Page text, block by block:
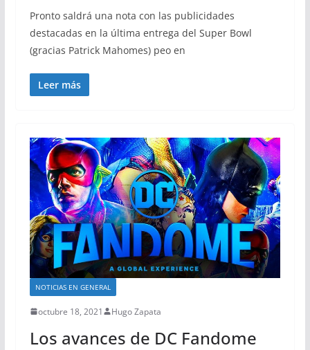
Pronto saldrá una nota con las publicidades
destacadas en la última entrega del Super Bowl
(gracias Patrick Mahomes) peo en
Leer más
NOTICIAS EN GENERAL
octubre 18, 2021 Hugo Zapata
Los avances de DC Fandome